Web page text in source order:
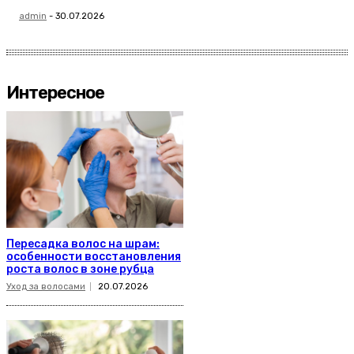
admin - 30.07.2026
Интересное
Пересадка волос на шрам:
особенности восстановления
роста волос в зоне рубца
Уход за волосами 20.07.2026